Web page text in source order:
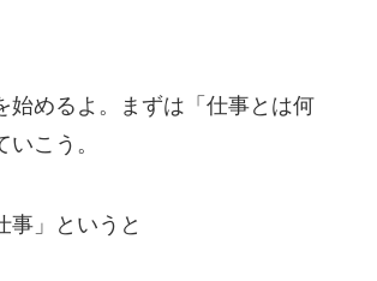
始めるよ。まずは「仕事とは何
こう。
事」というと